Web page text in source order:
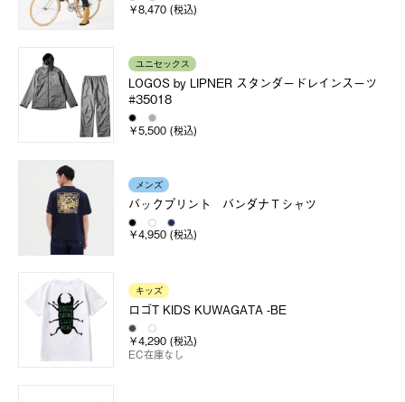
￥8,470 (税込)
ユニセックス
LOGOS by LIPNER スタンダードレインスーツ
#35018
￥5,500 (税込)
メンズ
バックプリント バンダナＴシャツ
￥4,950 (税込)
キッズ
ロゴT KIDS KUWAGATA -BE
￥4,290 (税込)
EC在庫なし